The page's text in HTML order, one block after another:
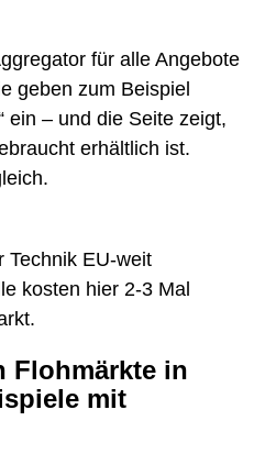
für alle Angebote
geben zum Beispiel
ein – und die Seite zeigt,
erhältlich ist.
Technik EU-weit
kosten hier 2-3 Mal
Flohmärkte in
mit